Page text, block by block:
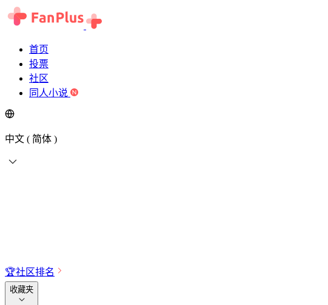
首页
投票
社区
同人小说
中文 ( 简体 )
🏆社区排名
收藏夹